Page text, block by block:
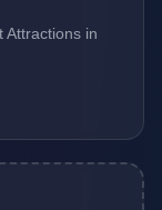
Attractions in